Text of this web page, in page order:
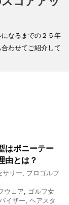
なるまでの２５年
わせてご紹介して
はポニーテー
由とは？
サリー
プロゴルフ
ウェア
ゴルフ女
バイザー ヘアスタ